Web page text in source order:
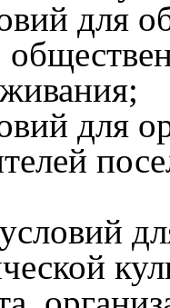
для
для